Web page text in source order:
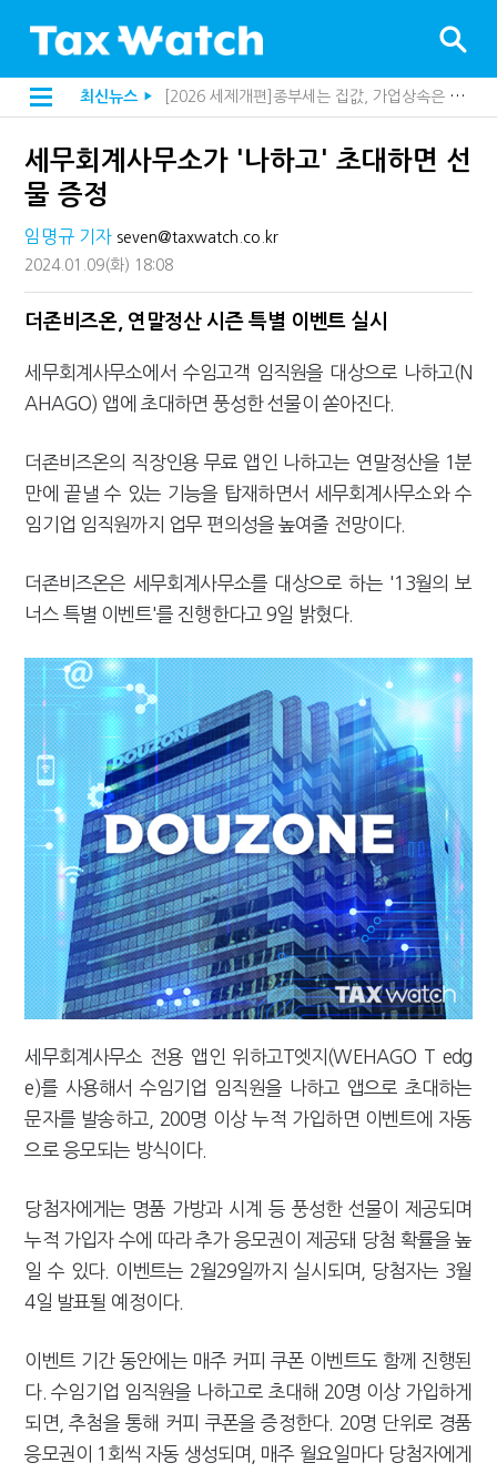
최신뉴스 ▶
[2026 세제개편]종부세는 집값, 가업상속은 기술…납세자가 꼭 볼 5가지
해외 안 갔는데 긁힌 신용카드…관세청이 몇분 만에 찾아낸 비결은?
전자담배 통관, 이제 제품이 아니라 공급망을 본다
내 지분만 봤다간 낭패…주식 양도세 추징 부른 '3가지 실수'
"세무플랫폼 문제 해결될 것"…세무사회 진단, 왜
배달라이더 원천징수 세금 인하…환급 플랫폼 수익성 악화될까
반도체·AI로봇 국내 생산땐 세금 깎아준다
"오래 보유보다 오래 살아야"…1주택 세금 '실거주' 중심으로
강남이 좋다는 건 옛말…강서세무서장이 더 낫다?
세무회계사무소가 '나하고' 초대하면 선
물 증정
임명규 기자 seven@taxwatch.co.kr
2024.01.09(화) 18:08
더존비즈온, 연말정산 시즌 특별 이벤트 실시
세무회계사무소에서 수임고객 임직원을 대상으로 나하고(N
AHAGO) 앱에 초대하면 풍성한 선물이 쏟아진다.
더존비즈온의 직장인용 무료 앱인 나하고는 연말정산을 1분
만에 끝낼 수 있는 기능을 탑재하면서 세무회계사무소와 수
임기업 임직원까지 업무 편의성을 높여줄 전망이다.
더존비즈온은 세무회계사무소를 대상으로 하는 '13월의 보
너스 특별 이벤트'를 진행한다고 9일 밝혔다.
세무회계사무소 전용 앱인 위하고T엣지(WEHAGO T edg
e)를 사용해서 수임기업 임직원을 나하고 앱으로 초대하는
문자를 발송하고, 200명 이상 누적 가입하면 이벤트에 자동
으로 응모되는 방식이다.
당첨자에게는 명품 가방과 시계 등 풍성한 선물이 제공되며
누적 가입자 수에 따라 추가 응모권이 제공돼 당첨 확률을 높
일 수 있다. 이벤트는 2월29일까지 실시되며, 당첨자는 3월
4일 발표될 예정이다.
이벤트 기간 동안에는 매주 커피 쿠폰 이벤트도 함께 진행된
다. 수임기업 임직원을 나하고로 초대해 20명 이상 가입하게
되면, 추첨을 통해 커피 쿠폰을 증정한다. 20명 단위로 경품
응모권이 1회씩 자동 생성되며, 매주 월요일마다 당첨자에게